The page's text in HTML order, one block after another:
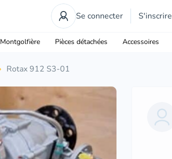
Se connecter S'inscrire
Montgolfière Pièces détachées Accessoires
Rotax 912 S3-01